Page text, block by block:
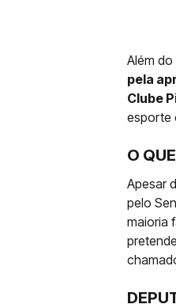
Além
pela
Clube
esporte
O
Apesar
pelo
maioria